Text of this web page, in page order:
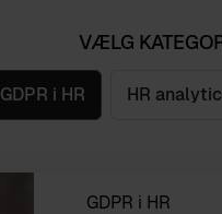
VÆLG
GDPR i HR HR
GDPR i HR